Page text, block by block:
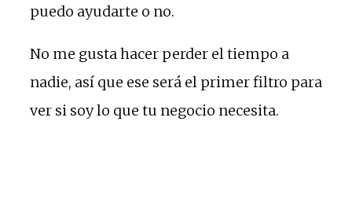
puedo ayudarte o no.
No me gusta hacer perder el tiempo a
nadie, así que ese será el primer filtro para
ver si soy lo que tu negocio necesita.